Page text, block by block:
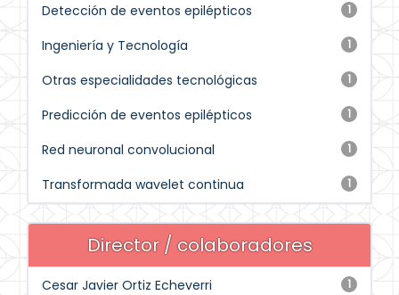
1
Detección de eventos epilépticos
1
Ingeniería y Tecnología
1
Otras especialidades tecnológicas
1
Predicción de eventos epilépticos
1
Red neuronal convolucional
1
Transformada wavelet continua
Director / colaboradores
1
Cesar Javier Ortiz Echeverri